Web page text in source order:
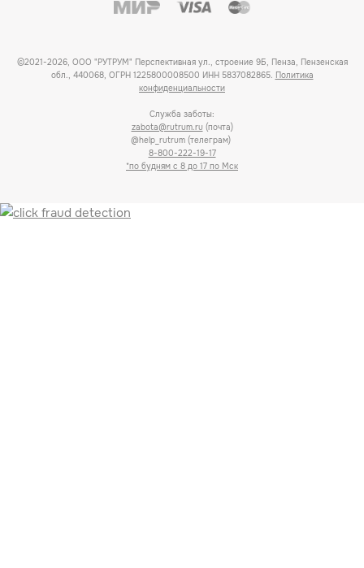
©2021-2026, ООО "РУТРУМ" Перспективная ул., строение 9Б, Пенза, Пензенская
обл., 440068, ОГРН 1225800008500 ИНН 5837082865. Политика
конфиденциальности
Служба заботы:
zabota@rutrum.ru (почта)
@help_rutrum (телеграм)
8-800-222-19-17
*по будням с 8 до 17 по Мск